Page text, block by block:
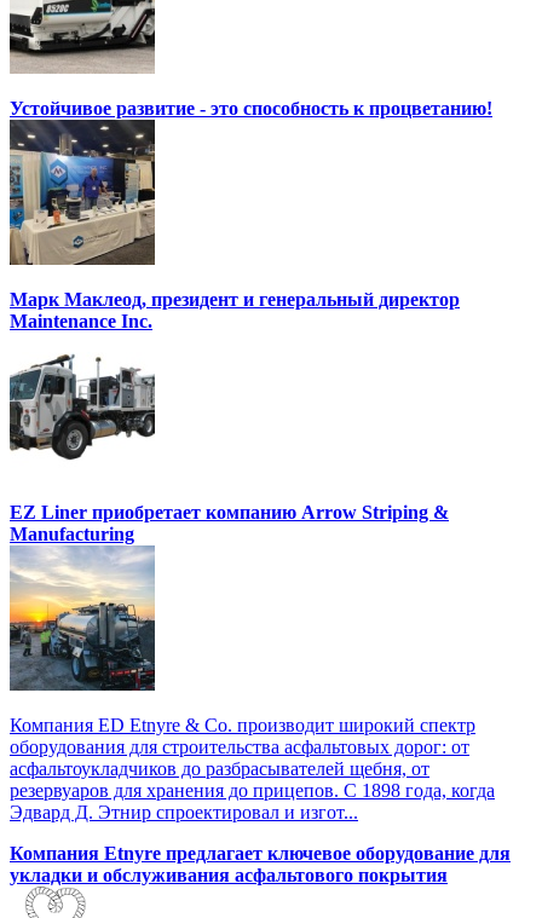
Устойчивое развитие - это способность к процветанию!
Марк Маклеод, президент и генеральный директор
Maintenance Inc.
EZ Liner приобретает компанию Arrow Striping &
Manufacturing
Компания ED Etnyre & Co. производит широкий спектр
оборудования для строительства асфальтовых дорог: от
асфальтоукладчиков до разбрасывателей щебня, от
резервуаров для хранения до прицепов. С 1898 года, когда
Эдвард Д. Этнир спроектировал и изгот...
Компания Etnyre предлагает ключевое оборудование для
укладки и обслуживания асфальтового покрытия